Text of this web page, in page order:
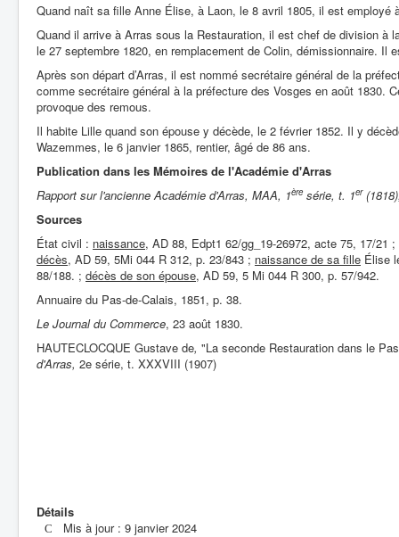
Quand naît sa fille Anne Élise, à Laon, le 8 avril 1805, il est employé
Quand il arrive à Arras sous la Restauration, il est chef de division à
le 27 septembre 1820, en remplacement de Colin, démissionnaire. Il
Après son départ d’Arras, il est nommé secrétaire général de la
comme secrétaire général à la préfecture des Vosges en août 1830.
provoque des remous.
Il habite Lille quand son épouse y décède, le 2 février 1852. Il y
Wazemmes, le 6 janvier 1865, rentier, âgé de 86 ans.
Publication dans les Mémoires de l'Académie d'Arras
Rapport sur l'ancienne Académie d'Arras, MAA, 1ère série, t. 1er
Sources
État civil : naissance, AD 88, Edpt1 62/gg_19-26972, acte 75, 17/21 ;
décès, AD 59, 5Mi 044 R 312, p. 23/843 ; naissance de sa fille Élise
88/188. ; décès de son épouse, AD 59, 5 Mi 044 R 300, p. 57/942.
Annuaire du Pas-de-Calais, 1851, p. 38.
Le Journal du Commerce, 23 août 1830.
HAUTECLOCQUE Gustave de, "La seconde Restauration dans le
d'Arras, 2e série, t. XXXVIII (1907)
Détails
Mis à jour : 9 janvier 2024